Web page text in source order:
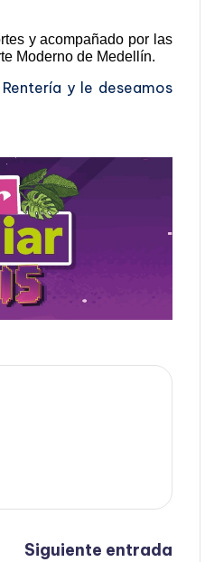
y acompañado por las
Moderno de Medellín.
y le deseamos
Siguiente entrada